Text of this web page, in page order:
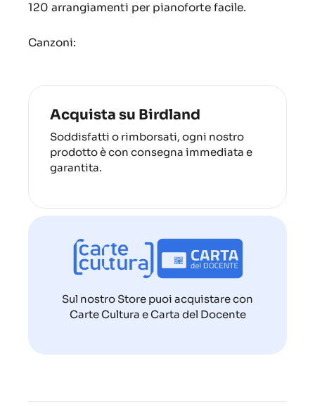
120 arrangiamenti per pianoforte facile.
Canzoni:
Acquista su Birdland
Soddisfatti o rimborsati, ogni nostro
prodotto è con consegna immediata e
garantita.
Sul nostro Store puoi acquistare con
Carte Cultura e Carta del Docente